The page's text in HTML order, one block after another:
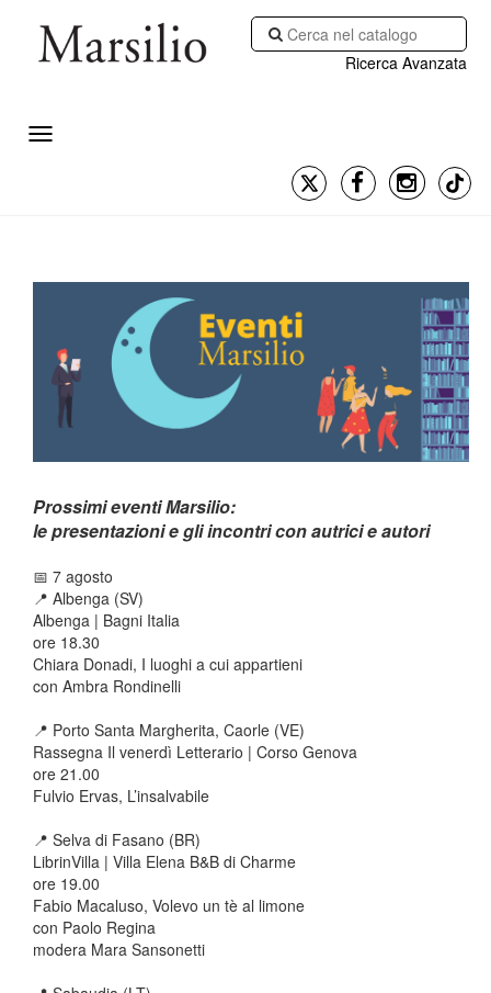
Ricerca Avanzata
Prossimi eventi Marsilio:
le presentazioni e gli incontri con autrici e autori
📅 7 agosto
📍 Albenga (SV)
Albenga | Bagni Italia
ore 18.30
Chiara Donadi, I luoghi a cui appartieni
con Ambra Rondinelli
📍 Porto Santa Margherita, Caorle (VE)
Rassegna Il venerdì Letterario | Corso Genova
ore 21.00
Fulvio Ervas, L’insalvabile
📍 Selva di Fasano (BR)
LibrinVilla | Villa Elena B&B di Charme
ore 19.00
Fabio Macaluso, Volevo un tè al limone
con Paolo Regina
modera Mara Sansonetti